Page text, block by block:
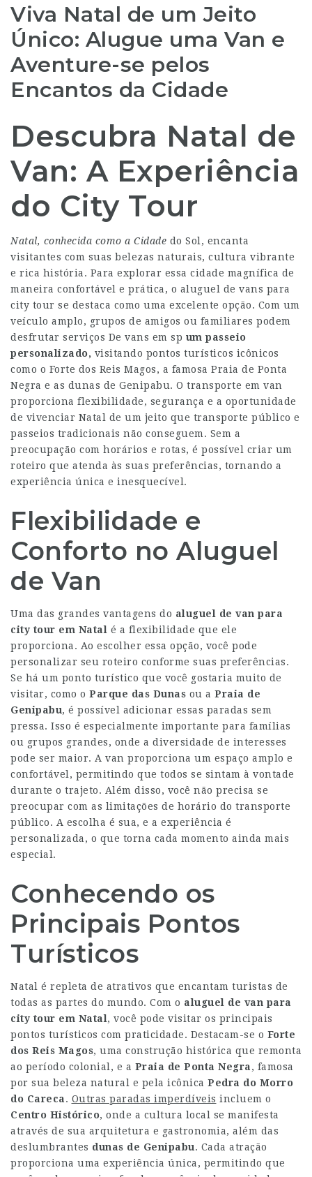
Viva Natal de um Jeito
Único: Alugue uma Van e
Aventure-se pelos
Encantos da Cidade
Descubra Natal de
Van: A Experiência
do City Tour
Natal, conhecida como a Cidade do Sol, encanta
visitantes com suas belezas naturais, cultura vibrante
e rica história. Para explorar essa cidade magnífica de
maneira confortável e prática, o aluguel de vans para
city tour se destaca como uma excelente opção. Com um
veículo amplo, grupos de amigos ou familiares podem
desfrutar serviços De vans em sp um passeio
personalizado, visitando pontos turísticos icônicos
como o Forte dos Reis Magos, a famosa Praia de Ponta
Negra e as dunas de Genipabu. O transporte em van
proporciona flexibilidade, segurança e a oportunidade
de vivenciar Natal de um jeito que transporte público e
passeios tradicionais não conseguem. Sem a
preocupação com horários e rotas, é possível criar um
roteiro que atenda às suas preferências, tornando a
experiência única e inesquecível.
Flexibilidade e
Conforto no Aluguel
de Van
Uma das grandes vantagens do aluguel de van para
city tour em Natal é a flexibilidade que ele
proporciona. Ao escolher essa opção, você pode
personalizar seu roteiro conforme suas preferências.
Se há um ponto turístico que você gostaria muito de
visitar, como o Parque das Dunas ou a Praia de
Genipabu, é possível adicionar essas paradas sem
pressa. Isso é especialmente importante para famílias
ou grupos grandes, onde a diversidade de interesses
pode ser maior. A van proporciona um espaço amplo e
confortável, permitindo que todos se sintam à vontade
durante o trajeto. Além disso, você não precisa se
preocupar com as limitações de horário do transporte
público. A escolha é sua, e a experiência é
personalizada, o que torna cada momento ainda mais
especial.
Conhecendo os
Principais Pontos
Turísticos
Natal é repleta de atrativos que encantam turistas de
todas as partes do mundo. Com o aluguel de van para
city tour em Natal , você pode visitar os principais
pontos turísticos com praticidade. Destacam-se o Forte
dos Reis Magos, uma construção histórica que remonta
ao período colonial, e a Praia de Ponta Negra, famosa
por sua beleza natural e pela icônica Pedra do Morro
do Careca. Outras paradas imperdíveis incluem o
Centro Histórico, onde a cultura local se manifesta
através de sua arquitetura e gastronomia, além das
deslumbrantes dunas de Genipabu. Cada atração
proporciona uma experiência única, permitindo que